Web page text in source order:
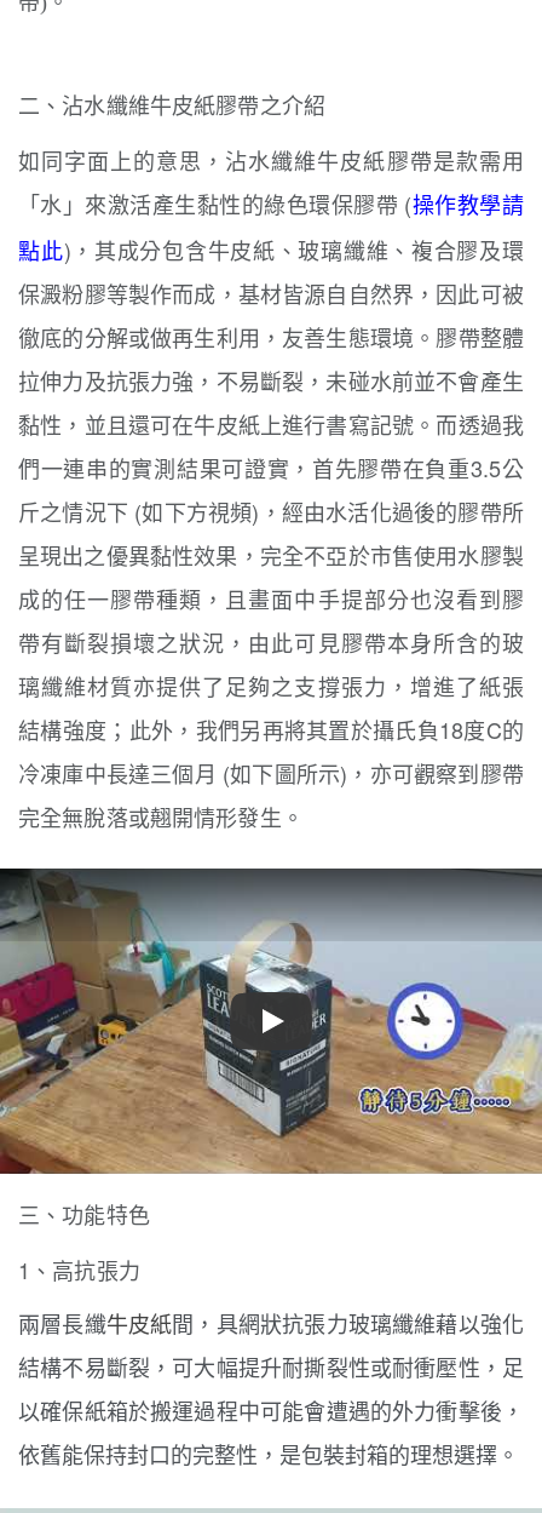
二、 沾水纖維牛皮紙膠帶之介紹
如同字面上的意思， 沾水纖維牛皮紙膠帶是款需用
「 水 」 來激活產生黏性的綠色環保膠帶 (操作教學請
點此)，其成分包含牛皮紙、玻璃纖維、複合膠及環
保澱粉膠等製作而成，基材皆源自自然界，因此可被
徹底的分解或做再生利用，友善生態環境 。膠帶整體
拉伸力及抗張力強，不易斷裂，未碰水前並不會產生
黏性，並且還可在牛皮紙上進行書寫記號 。 而透過我
們一連串的實測結果可證實，首先膠帶在負重3.5公
斤之情況下 (如下方視頻)，經由水活化過後的膠帶所
呈現出之優異黏性效果，完全不亞於市售使用水膠製
成的任一膠帶種類，且畫面中手提部分也沒看到膠
帶有斷裂損壞之狀況，由此可見膠帶本身所含的玻
璃纖維材質亦提供了足夠之支撐張力，增進了紙張
結構強度；此外，我們另再將其置於攝氏負18度C的
冷凍庫中長達三個月 (如下圖所示) ，亦可觀察到膠帶
完全無脫落或翹開情形發生。
Play
三、功能特色
1、高抗張力
兩層長纖牛皮紙間，具網狀抗張力玻璃纖維藉以強化
結構不易斷裂，可大幅提升耐撕裂性或耐衝壓性，足
以確保紙箱於搬運過程中可能會遭遇的外力衝擊後，
依舊能保持封口的完整性，是包裝封箱的理想選擇。